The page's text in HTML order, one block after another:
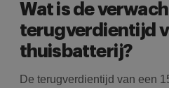
Wat is de
terugverdientijd
thuisbatterij?
De terugverdientijd van een